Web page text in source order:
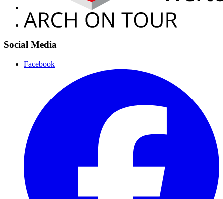
Social Media
Facebook